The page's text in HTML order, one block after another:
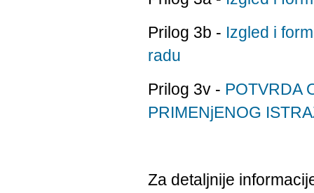
Prilog 3b - Izgled i
radu
Prilog 3v - POTVRDA
PRIMENjENOG
Za detaljnije